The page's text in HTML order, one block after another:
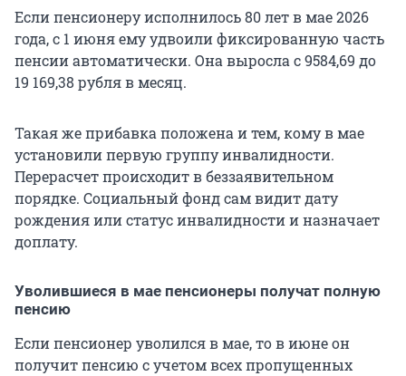
Если пенсионеру исполнилось 80 лет в мае 2026
года, с 1 июня ему удвоили фиксированную часть
пенсии автоматически. Она выросла с 9584,69 до
19 169,38 рубляв месяц.
Такая же прибавка положена и тем, кому в мае
установили первую группу инвалидности.
Перерасчет происходит в беззаявительном
порядке. Социальный фонд сам видит дату
рождения или статус инвалидности и назначает
доплату.
Уволившиеся в мае пенсионеры получат полную
пенсию
Если пенсионер уволился в мае, то в июне он
получит пенсию с учетом всех пропущенных